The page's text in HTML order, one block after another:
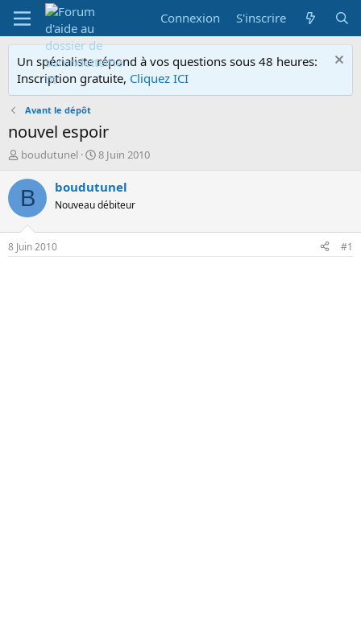
Connexion S'inscrire
Un spécialiste répond à vos questions sous 48 heures:
Inscription gratuite, Cliquez ICI
Avant le dépôt
nouvel espoir
A
t
e
r
d
e
boudutunel
D
t
e
d
é
8 Juin 2010
B boudutunel
Nouveau débiteur
8 Juin 2010 #1